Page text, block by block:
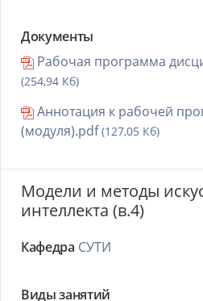
Документы
Рабочая программа
(254,94 Кб)
Аннотация к рабочей
(модуля).pdf(127,05 Кб)
Модели и методы
интеллекта (в.4)
Кафедра СУТИ
Виды занятий